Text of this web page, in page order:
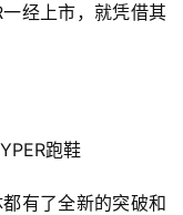
经上市，就凭借其
跑鞋
有了全新的突破和